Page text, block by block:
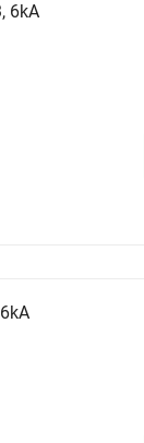
6kA